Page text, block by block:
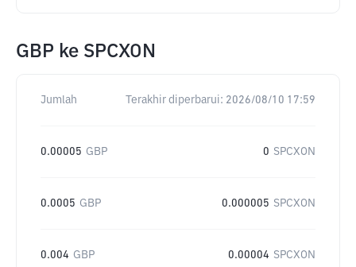
GBP ke SPCXON
Jumlah Terakhir diperbarui: 2026/08/10 17:59
0.00005 GBP 0 SPCXON
0.0005 GBP 0.000005 SPCXON
0.004 GBP 0.00004 SPCXON